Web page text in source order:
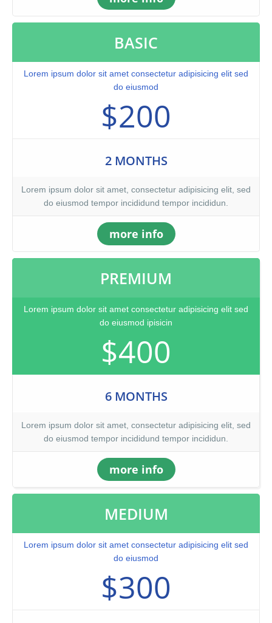
BASIC
Lorem ipsum dolor sit amet consectetur adipisicing elit sed
do eiusmod
$200
2 MONTHS
Lorem ipsum dolor sit amet, consectetur adipisicing elit, sed
do eiusmod tempor incididund tempor incididun.
more info
PREMIUM
Lorem ipsum dolor sit amet consectetur adipisicing elit sed
do eiusmod ipisicin
$400
6 MONTHS
Lorem ipsum dolor sit amet, consectetur adipisicing elit, sed
do eiusmod tempor incididund tempor incididun.
more info
MEDIUM
Lorem ipsum dolor sit amet consectetur adipisicing elit sed
do eiusmod
$300